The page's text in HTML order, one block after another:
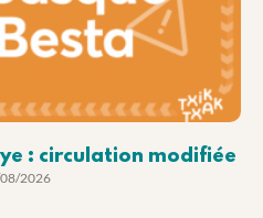
: circulation modifiée
2026